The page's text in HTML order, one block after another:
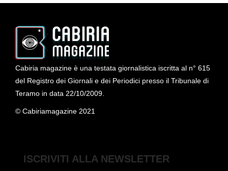
Cabiria magazine è una testata giornalistica iscritta al n° 615
del Registro dei Giornali e dei Periodici presso il Tribunale di
Teramo in data 22/10/2009.
© Cabiriamagazine 2021
ISCRIVITI ALLA NEWSLETTER